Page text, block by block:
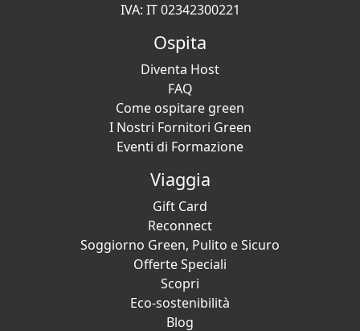
IVA: IT 02342300221
Ospita
Diventa Host
FAQ
Come ospitare green
I Nostri Fornitori Green
Eventi di Formazione
Viaggia
Gift Card
Reconnect
Soggiorno Green, Pulito e Sicuro
Offerte Speciali
Scopri
Eco-sostenibilità
Blog